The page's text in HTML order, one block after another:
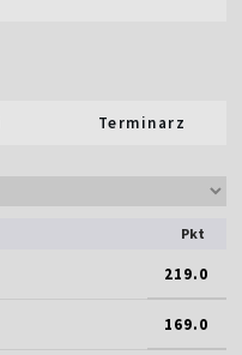
Terminarz
Pkt
219.0
169.0